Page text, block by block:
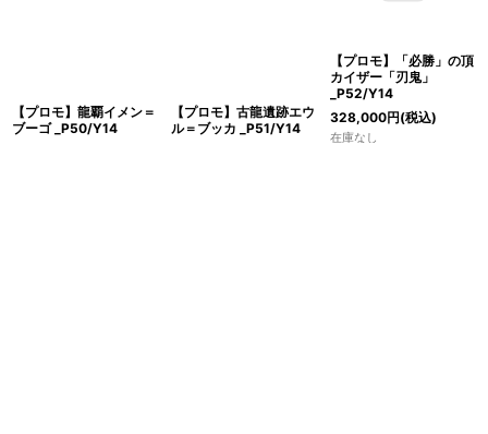
【プロモ】龍覇イメン＝
ブーゴ _P50/Y14
【プロモ】古龍遺跡エウ
ル＝ブッカ _P51/Y14
【プロモ】「必勝」の頂
カイザー「刃鬼」
_P52/Y14